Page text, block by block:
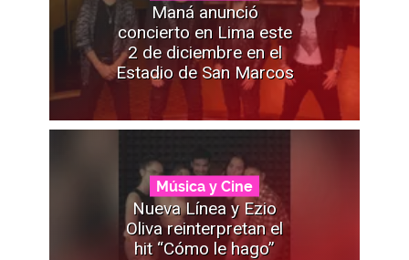
Maná anunció
concierto en Lima este
2 de diciembre en el
Estadio de San Marcos
Música y Cine
Nueva Línea y Ezio
Oliva reinterpretan el
hit “Cómo le hago”